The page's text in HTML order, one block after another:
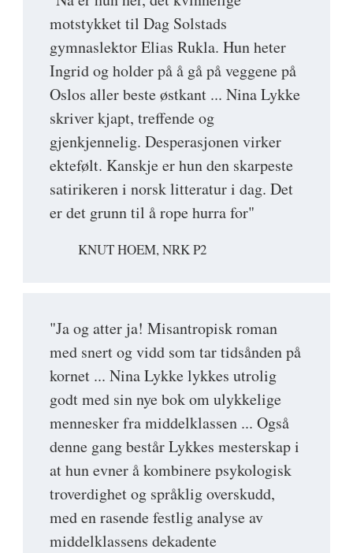
motstykket til Dag Solstads
gymnaslektor Elias Rukla. Hun heter
Ingrid og holder på å gå på veggene på
Oslos aller beste østkant ... Nina Lykke
skriver kjapt, treffende og
gjenkjennelig. Desperasjonen virker
ektefølt. Kanskje er hun den skarpeste
satirikeren i norsk litteratur i dag. Det
er det grunn til å rope hurra for"
KNUT HOEM, NRK P2
"Ja og atter ja! Misantropisk roman
med snert og vidd som tar tidsånden på
kornet ... Nina Lykke lykkes utrolig
godt med sin nye bok om ulykkelige
mennesker fra middelklassen ... Også
denne gang består Lykkes mesterskap i
at hun evner å kombinere psykologisk
troverdighet og språklig overskudd,
med en rasende festlig analyse av
middelklassens dekadente